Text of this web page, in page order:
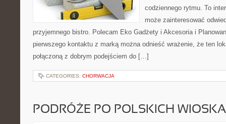
codziennego rytmu. To
może zainteresować
przyjemnego bistro. Polecam Eko Gadżety i Akcesoria i
pierwszego kontaktu z marką można odnieść wrażenie, że ten
połączoną z dobrym podejściem do […]
CATEGORIES: CHORWACJA
PODRÓŻE PO POLSKICH